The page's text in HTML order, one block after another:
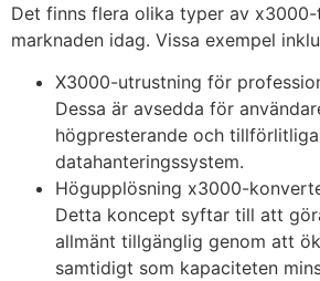
Det finns flera olika typer av
marknaden idag. Vissa exempel
X3000-utrustning för
Dessa är avsedda för
högpresterande och tillförlitliga
datahanteringssystem.
Högupplösning x3000-
Detta koncept syftar till att
allmänt tillgänglig genom att
samtidigt som kapaciteten